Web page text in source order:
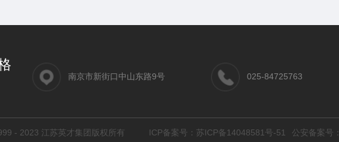
南京市新街口中山东路9号 025-84725763
- 2023 江苏英才集团版权所有 ICP备案号： 苏ICP备14048581号-51 公安备案号：